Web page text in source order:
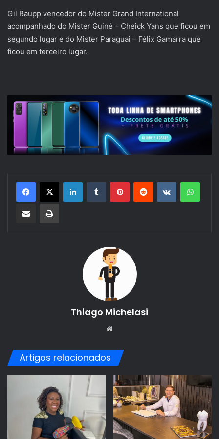
Gil Raupp vencedor do Mister Grand International
acompanhado do Mister Guiné – Cheick Yans que ficou em
segundo lugar e do Mister Paraguai – Félix Gamarra que
ficou em terceiro lugar.
LinkedinTumblr PinterestReddit VK
Compartilhar via e-mail Imprimir
Thiago Michelasi
Artigos relacionados